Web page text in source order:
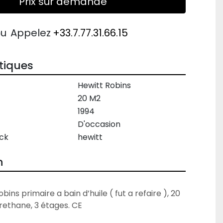
Appelez +33.7.77.31.66.15
Hewitt Robins
20 M2
1994
D'occasion
hewitt
primaire a bain d’huile ( fut a refaire ), 20
3 étages. CE